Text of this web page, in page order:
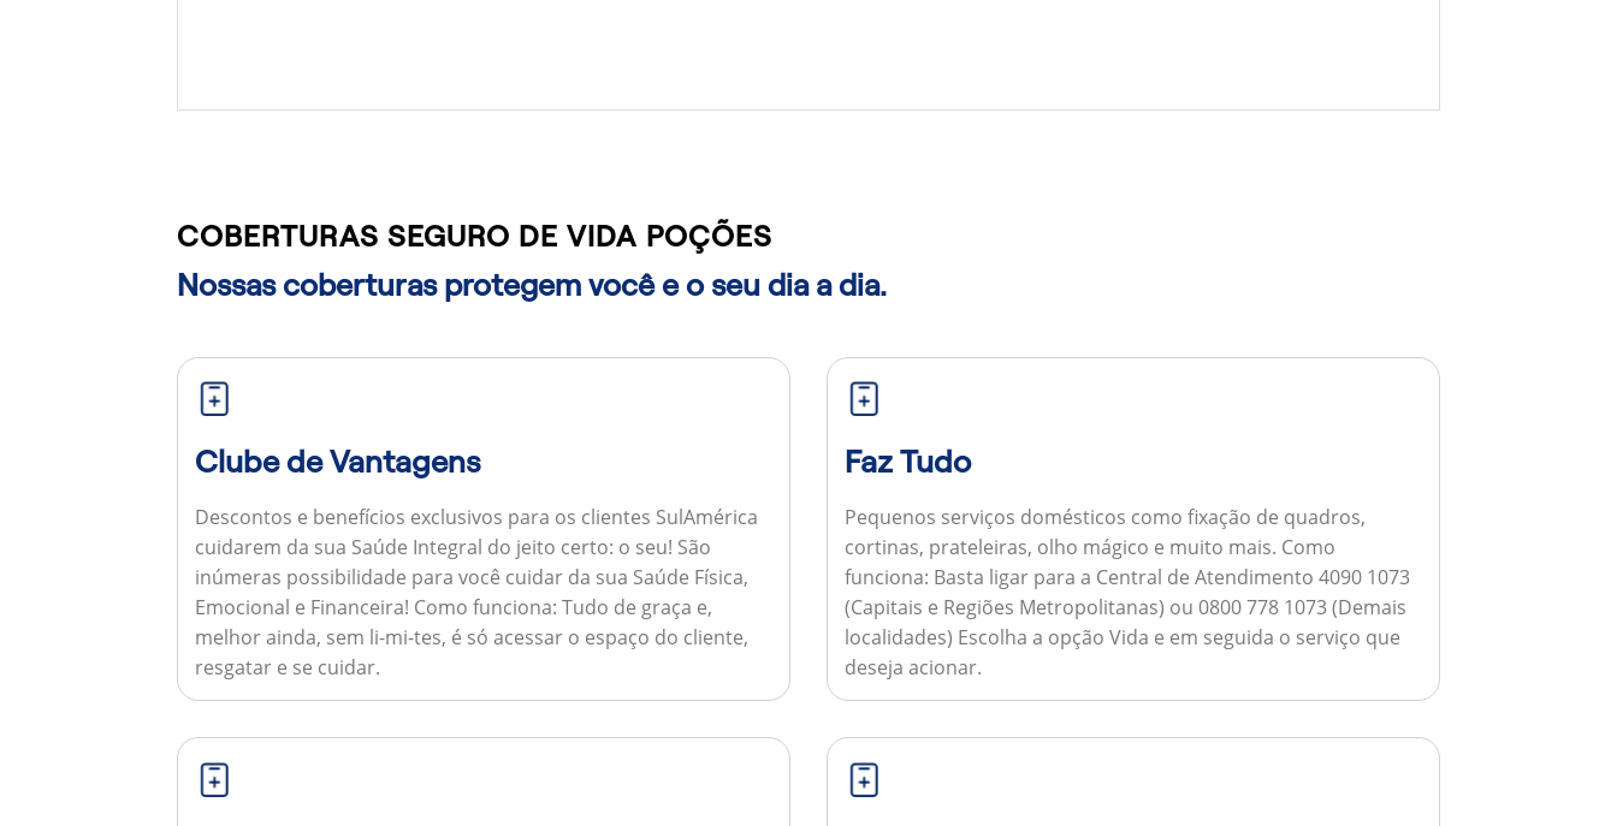
COBERTURAS SEGURO DE VIDA POÇÕES
Nossas coberturas protegem você e o seu dia a dia.
Clube de Vantagens
Descontos e benefícios exclusivos para os clientes SulAmérica
cuidarem da sua Saúde Integral do jeito certo: o seu! São
inúmeras possibilidade para você cuidar da sua Saúde Física,
Emocional e Financeira! Como funciona: Tudo de graça e,
melhor ainda, sem li-mi-tes, é só acessar o espaço do cliente,
resgatar e se cuidar.
Faz Tudo
Pequenos serviços domésticos como fixação de quadros,
cortinas, prateleiras, olho mágico e muito mais. Como
funciona: Basta ligar para a Central de Atendimento 4090 1073
(Capitais e Regiões Metropolitanas) ou 0800 778 1073 (Demais
localidades) Escolha a opção Vida e em seguida o serviço que
deseja acionar.